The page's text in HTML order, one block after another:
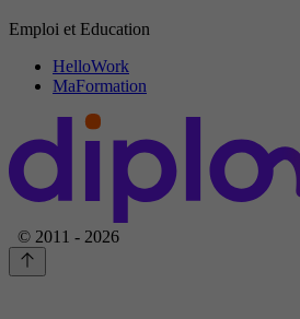
Emploi et Education
HelloWork
MaFormation
© 2011 - 2026